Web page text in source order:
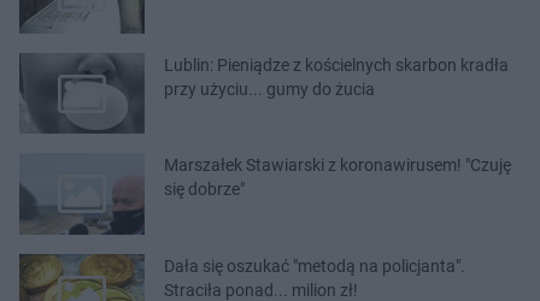
Lublin: Pieniądze z kościelnych skarbon kradła
przy użyciu... gumy do żucia
Marszałek Stawiarski z koronawirusem! "Czuję
się dobrze"
Dała się oszukać "metodą na policjanta".
Straciła ponad... milion zł!